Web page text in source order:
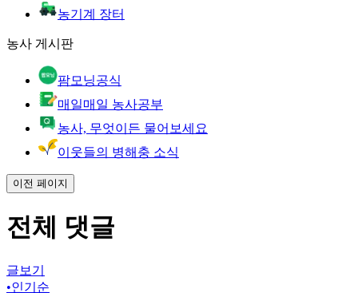
농기계 장터
농사 게시판
팜모닝공식
매일매일 농사공부
농사, 무엇이든 물어보세요
이웃들의 병해충 소식
이전 페이지
전체 댓글
글보기
•인기순